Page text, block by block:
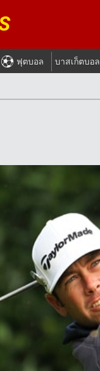
ฟุตบอล บาสเก็ตบอล